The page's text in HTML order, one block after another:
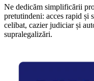
Ne dedicăm simplificării
pretutindeni: acces rapid și
celibat, cazier judiciar și
supralegalizări.